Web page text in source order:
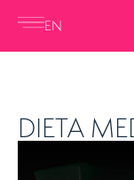
EN
DIETA